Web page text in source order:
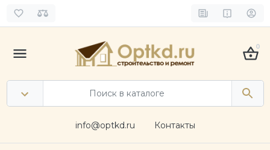
0
info@optkd.ru Контакты